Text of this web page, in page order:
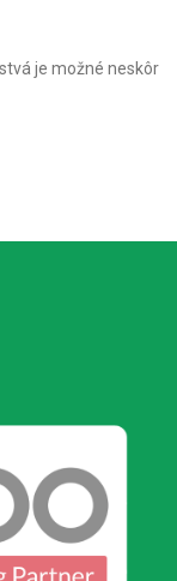
je možné neskôr